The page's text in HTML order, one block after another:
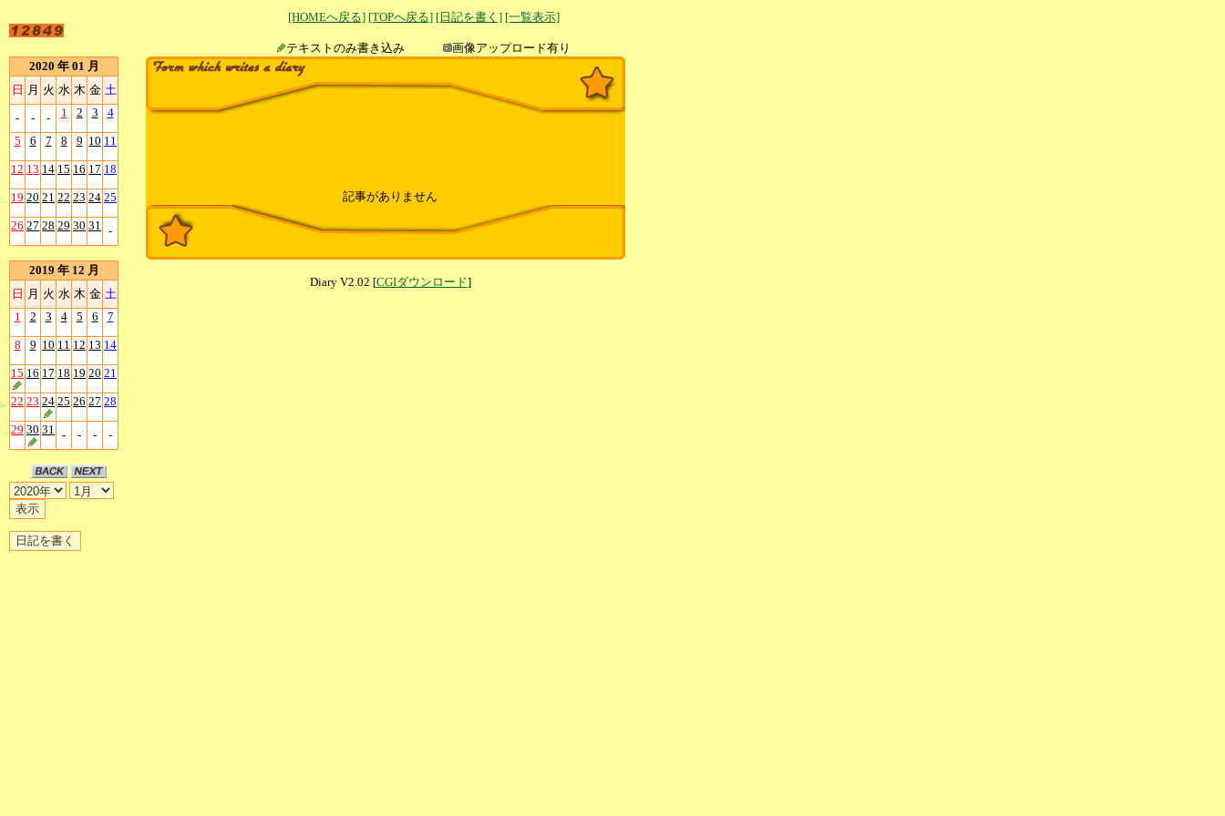
[HOMEへ戻る] [TOPへ戻る] [日記を書く] [一覧表示]
テキストのみ書き込み
画像アップロード有り
2020 年 01 月
日 月 火 水 木 金 土
- - - 1 2 3 4
5 6 7 8 9 10 11
12 13 14 15 16 17 18
19 20 21 22 23 24 25
26 27 28 29 30 31 -
2019 年 12 月
日 月 火 水 木 金 土
1
2 3 4 5 6 7
8 9 10 11 12 13 14
15 16 17 18 19 20 21
22 23 24 25 26 27 28
29 30 31 - - - -
記事がありません
Diary V2.02 [CGIダウンロード]